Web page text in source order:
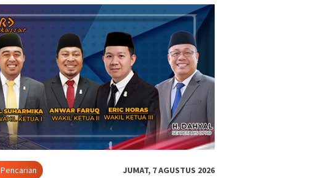
Pencarian JUMAT, 7 AGUSTUS 2026